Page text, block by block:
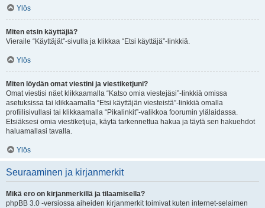
Ylös
Miten etsin käyttäjiä?
Vieraile “Käyttäjät”-sivulla ja klikkaa “Etsi käyttäjä”-linkkiä.
Ylös
Miten löydän omat viestini ja viestiketjuni?
Omat viestisi näet klikkaamalla “Katso omia viestejäsi”-linkkiä omissa
asetuksissa tai klikkaamalla “Etsi käyttäjän viesteistä”-linkkiä omalla
profiilisivullasi tai klikkaamalla “Pikalinkit”-valikkoa foorumin ylälaidassa.
Etsiäksesi omia viestiketjuja, käytä tarkennettua hakua ja täytä sen hakuehdot
haluamallasi tavalla.
Ylös
Seuraaminen ja kirjanmerkit
Mikä ero on kirjanmerkillä ja tilaamisella?
phpBB 3.0 -versiossa aiheiden kirjanmerkit toimivat kuten internet-selaimen